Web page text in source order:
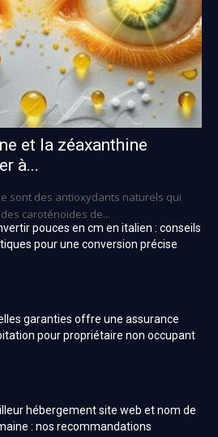
et la zéaxanthine
à...
sont des antioxydants naturels qui
caroténoïdes de...
pouces en cm en italien : conseils
pour une conversion précise
garanties offre une assurance
pour propriétaire non occupant
hébergement site web et nom de
: nos recommandations